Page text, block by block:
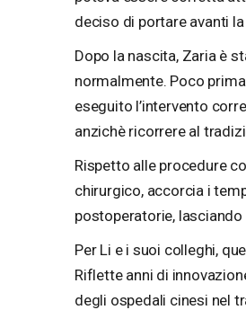
deciso di portare avanti
Dopo la nascita, Zaria è
normalmente. Poco
eseguito l’intervento
anzichè ricorrere al
Rispetto alle procedure
chirurgico, accorcia i
postoperatorie,
Per Li e i suoi colleghi,
Riflette anni di
degli ospedali cinesi nel